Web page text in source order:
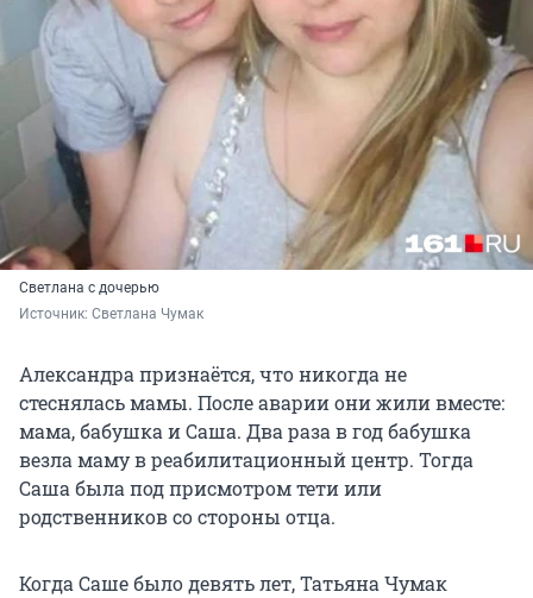
Светлана с дочерью
Источник: Светлана Чумак
Александра признаётся, что никогда не
стеснялась мамы. После аварии они жили вместе:
мама, бабушка и Саша. Два раза в год бабушка
везла маму в реабилитационный центр. Тогда
Саша была под присмотром тети или
родственников со стороны отца.
Когда Саше было девять лет, Татьяна Чумак